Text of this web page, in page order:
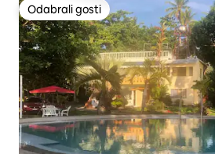
Odabrali gosti
Odabrali gosti